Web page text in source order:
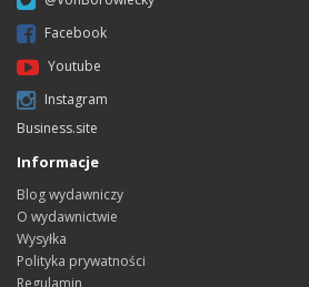
Facebook
Youtube
Instagram
Business.site
Informacje
Blog wydawniczy
O wydawnictwie
Wysyłka
Polityka prywatności
Regulamin